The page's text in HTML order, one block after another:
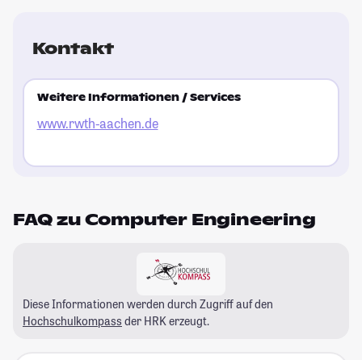
Kontakt
Weitere Informationen / Services
www.rwth-aachen.de
FAQ zu Computer Engineering
Diese Informationen werden durch Zugriff auf den
Hochschulkompass der HRK erzeugt.